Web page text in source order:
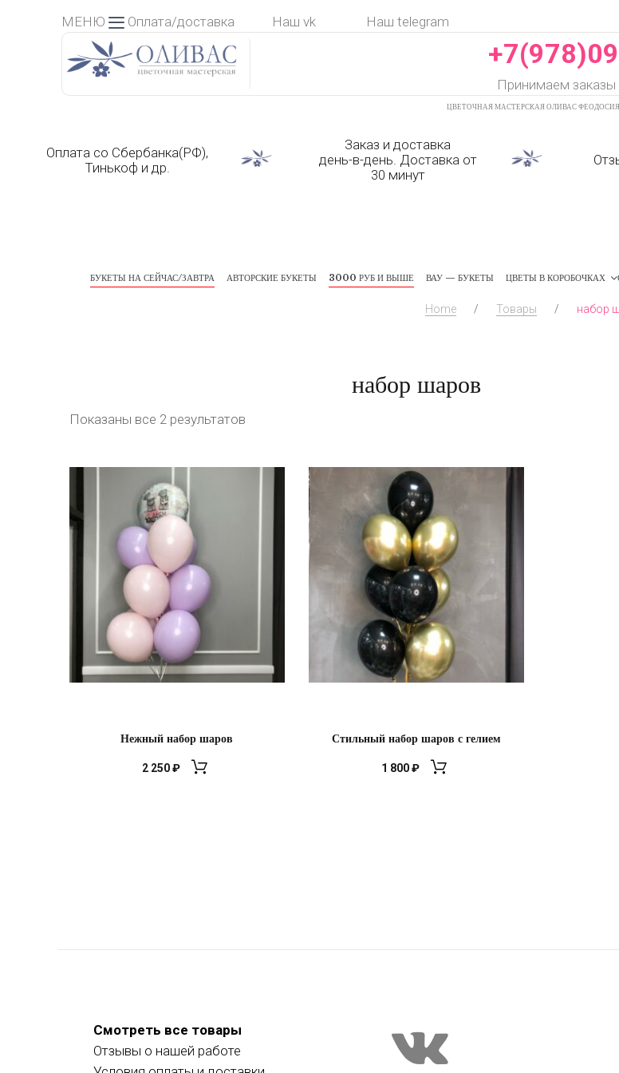
МЕНЮ Оплата/доставка Наш vk Наш telegram
Принимаем заказы
ЦВЕТОЧНАЯ МАСТЕРСКАЯ ОЛИВАС ФЕОДОСИЯ
Оплата со Сбербанка(РФ),
Тинькоф и др.
Заказ и доставка
день-в-день. Доставка от
30 минут
БУКЕТЫ НА СЕЙЧАС/ЗАВТРА АВТОРСКИЕ БУКЕТЫ 3000 РУБ И ВЫШЕ ВАУ — БУКЕТЫ ЦВЕТЫ В КОРОБОЧКАХ
Home / Товары / набор
набор шаров
Показаны все 2 результатов
Нежный набор шаров
2 250₽
Стильный набор шаров с гелием
1 800₽
Смотреть все товары
Отзывы о нашей работе